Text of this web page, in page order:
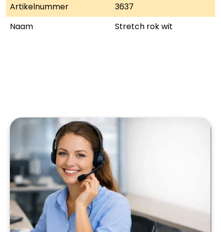
Artikelnummer
3637
Naam
Stretch rok wit